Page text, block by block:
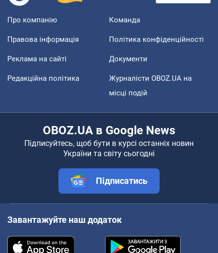
Про компанію Команда
Правова інформація Політика конфіденційності
Реклама на сайті Документи
Редакційна політика
Журналісти OBOZ.UA на
місці подій
OBOZ.UA в Google News
Підписуйтесь, щоб бути в курсі останніх новин
України та світу сьогодні
Підписатись
Завантажуйте наш додаток